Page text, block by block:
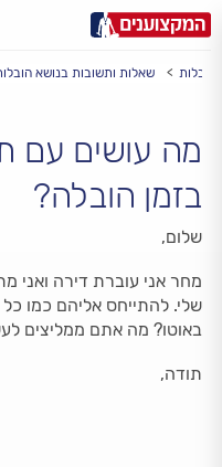
עיר: תל אביב, חיפה…
הובלות שאלות ותשובות בנושא
מה עושים עם
בזמן הובלה?
שלום,
מחר אני עוברת דירה
שלי. להתייחס אליהם כמו
באוטו? מה אתם ממליצים
תודה,